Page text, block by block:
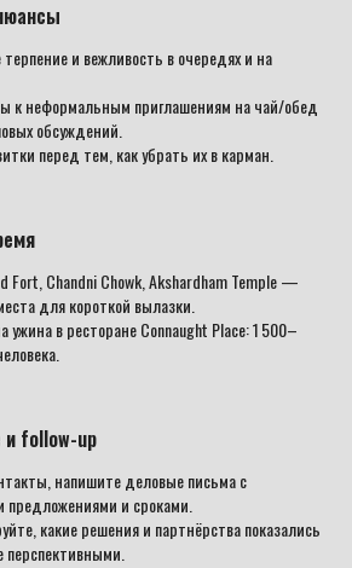
и вежливость в очередях и на
к неформальным приглашениям на чай/обед
обсуждений.
перед тем, как убрать их в карман.
Fort, Chandni Chowk, Akshardham Temple —
для короткой вылазки.
ужина в ресторане Connaught Place: 1 500–
и follow-up
напишите деловые письма с
предложениями и сроками.
какие решения и партнёрства показались
перспективными.